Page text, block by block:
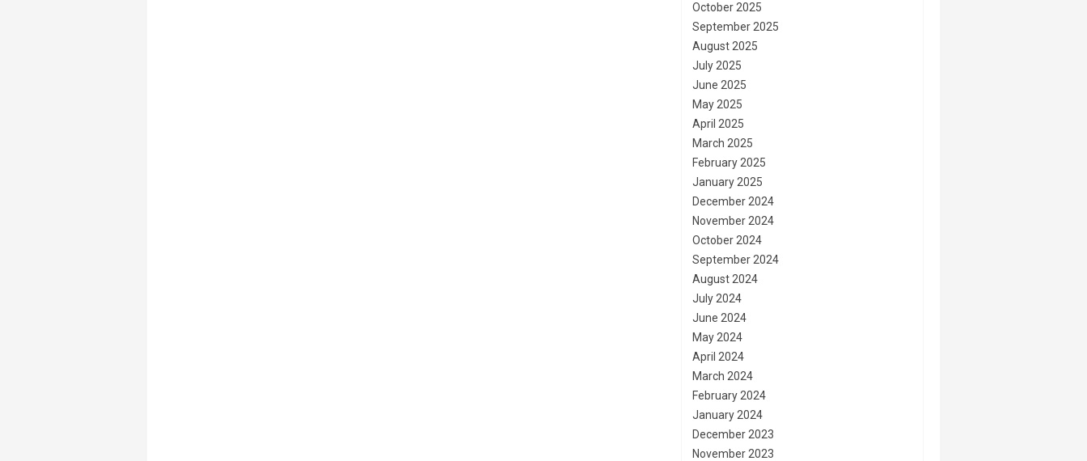
October 2025
September 2025
August 2025
July 2025
June 2025
May 2025
April 2025
March 2025
February 2025
January 2025
December 2024
November 2024
October 2024
September 2024
August 2024
July 2024
June 2024
May 2024
April 2024
March 2024
February 2024
January 2024
December 2023
November 2023